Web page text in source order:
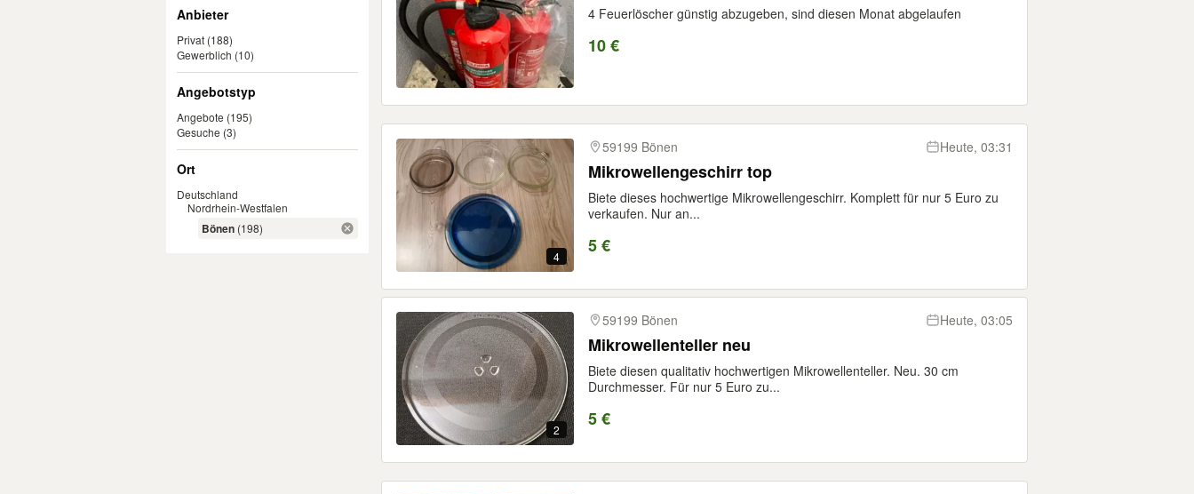
Anbieter
Privat (188)
Gewerblich (10)
Angebotstyp
Angebote (195)
Gesuche (3)
Ort
Deutschland
Nordrhein-Westfalen
Bönen (198)
4 Feuerlöscher günstig abzugeben, sind diesen Monat abgelaufen
10 €
4
59199 Bönen Heute, 03:31
Mikrowellengeschirr top
Biete dieses hochwertige Mikrowellengeschirr. Komplett für nur 5 Euro zu
verkaufen. Nur an...
5 €
2
59199 Bönen Heute, 03:05
Mikrowellenteller neu
Biete diesen qualitativ hochwertigen Mikrowellenteller. Neu. 30 cm
Durchmesser. Für nur 5 Euro zu...
5 €